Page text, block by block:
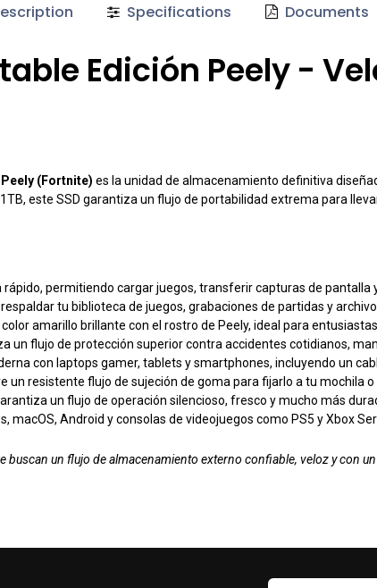
Specifications Documents
Edición Peely -
Peely (Fortnite) es la unidad de almacenamiento definitiva
este SSD garantiza un flujo de portabilidad extrema para
permitiendo cargar juegos, transferir capturas de pantalla
tu biblioteca de juegos, grabaciones de partidas y
amarillo brillante con el rostro de Peely, ideal para
un flujo de protección superior contra accidentes cotidianos,
con laptops gamer, tablets y smartphones, incluyendo un
un resistente flujo de sujeción de goma para fijarlo a tu mochila
un flujo de operación silencioso, fresco y mucho más
macOS, Android y consolas de videojuegos como PS5 y Xbox
buscan un flujo de almacenamiento externo confiable, veloz y con